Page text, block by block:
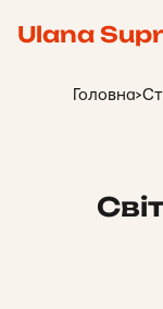
Ulana
Головна>